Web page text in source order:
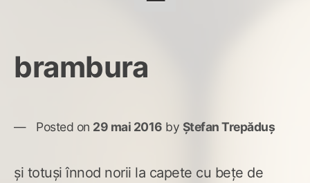
brambura
Posted on 29 mai 2016 by Ștefan Trepăduș
și totuși înnod norii la capete cu bețe de